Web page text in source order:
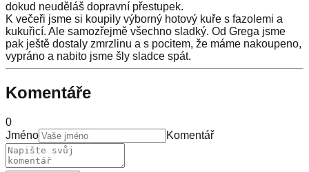
dokud neuděláš dopravní přestupek.
K večeři jsme si koupily výborný hotový kuře s fazolemi a
kukuřicí. Ale samozřejmě všechno sladký. Od Grega jsme
pak ještě dostaly zmrzlinu a s pocitem, že máme nakoupeno,
vypráno a nabito jsme šly sladce spát.
Komentáře
0
Jméno
Komentář